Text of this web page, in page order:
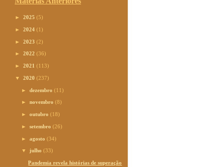
► 2025 (5)
► 2024 (1)
► 2023 (2)
► 2022 (36)
► 2021 (113)
▼ 2020 (237)
►dezembro(11)
►novembro(8)
►outubro(18)
►setembro(26)
►agosto(34)
▼ julho(33)
Pandemia revela histórias de superação